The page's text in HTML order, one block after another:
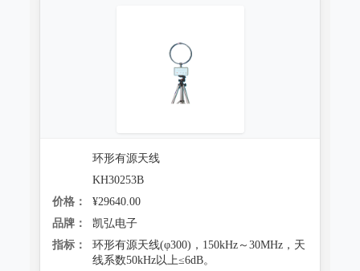
环形有源天线
KH30253B
价格：
¥29640.00
品牌：
凯弘电子
指标：
环形有源天线(φ300)，150kHz～30MHz，天
线系数50kHz以上≤6dB。